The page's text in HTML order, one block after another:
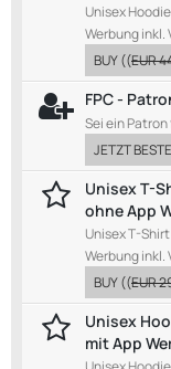
Unisex
Werbung inkl.
BUY((EUR
FPC -
Sei ein
JETZT
Unisex T-
ohne App
Unisex T-
Werbung inkl.
BUY((EUR
Unisex
mit App